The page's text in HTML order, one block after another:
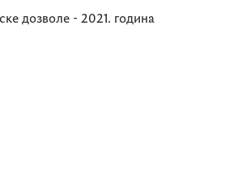
дозволе - 2021. година